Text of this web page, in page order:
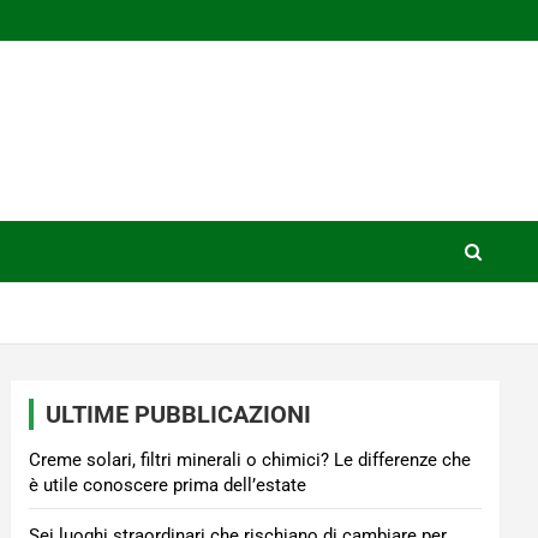
ULTIME PUBBLICAZIONI
Creme solari, filtri minerali o chimici? Le differenze che
è utile conoscere prima dell’estate